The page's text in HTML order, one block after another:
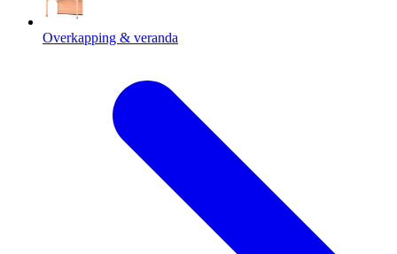
Overkapping & veranda